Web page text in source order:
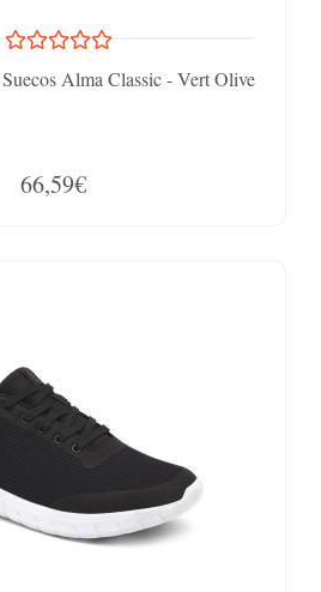
Alma Classic - Vert Olive
66,59€